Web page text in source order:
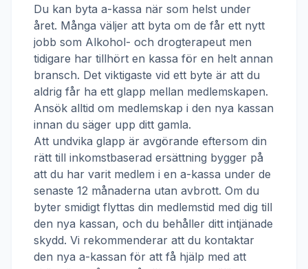
Du kan byta a-kassa när som helst under
året. Många väljer att byta om de får ett nytt
jobb som Alkohol- och drogterapeut men
tidigare har tillhört en kassa för en helt annan
bransch. Det viktigaste vid ett byte är att du
aldrig får ha ett glapp mellan medlemskapen.
Ansök alltid om medlemskap i den nya kassan
innan du säger upp ditt gamla.
Att undvika glapp är avgörande eftersom din
rätt till inkomstbaserad ersättning bygger på
att du har varit medlem i en a-kassa under de
senaste 12 månaderna utan avbrott. Om du
byter smidigt flyttas din medlemstid med dig till
den nya kassan, och du behåller ditt intjänade
skydd. Vi rekommenderar att du kontaktar
den nya a-kassan för att få hjälp med att